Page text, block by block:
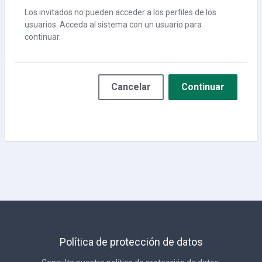
Los invitados no pueden acceder a los perfiles de los
usuarios. Acceda al sistema con un usuario para
continuar.
Cancelar Continuar
Política de protección de datos